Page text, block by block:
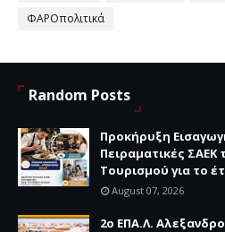
ΦΑΡΟπολιτικά
Random Posts
Προκήρυξη
Πειραματικές ΣΑΕΚ
Τουρισμού για το
August 07, 2026
2ο ΕΠΑ.Λ.